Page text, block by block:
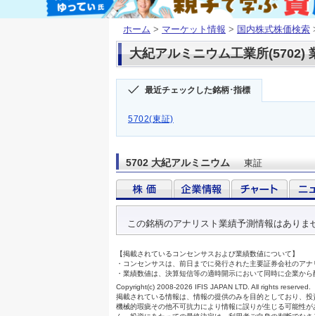
ホーム > マーケット情報 > 国内株式株価検索
大紀アルミニウム工業所(5702)
最近チェックした銘柄･指標
5702(東証)
5702 大紀アルミニウム 東証